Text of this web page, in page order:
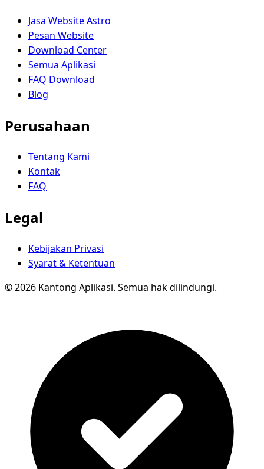
Jasa Website Astro
Pesan Website
Download Center
Semua Aplikasi
FAQ Download
Blog
Perusahaan
Tentang Kami
Kontak
FAQ
Legal
Kebijakan Privasi
Syarat & Ketentuan
© 2026 Kantong Aplikasi. Semua hak dilindungi.